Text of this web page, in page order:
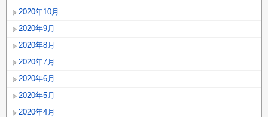
2020年10月
2020年9月
2020年8月
2020年7月
2020年6月
2020年5月
2020年4月